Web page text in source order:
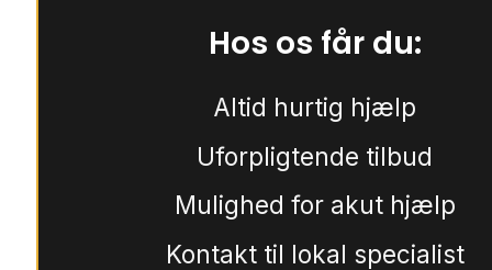
Hos os får du:
Altid hurtig hjælp
Uforpligtende tilbud
Mulighed for akut hjælp
Kontakt til lokal specialist